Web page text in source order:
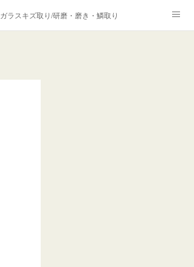
ガラスキズ取り/研磨・磨き・鱗取り